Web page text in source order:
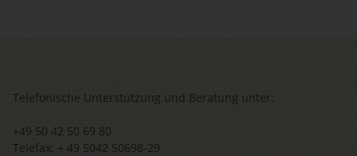
Telefonische Unterstützung und Beratung unter:
+49 50 42 50 69 80
Telefax: + 49 5042 50698-29